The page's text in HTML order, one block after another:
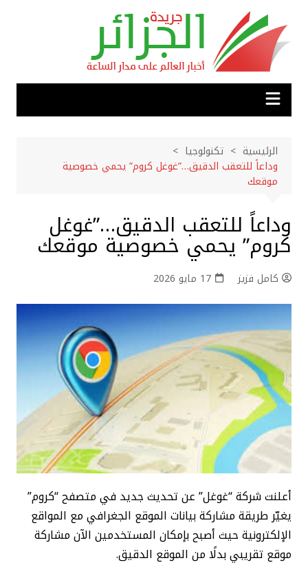
المحتوى
الرئيسية
تكنولوجيا
وداعاً للتعقب الدقيق…”غوغل كروم” يحمي خصوصية
موقعك
وداعاً للتعقب الدقيق…”غوغل
كروم” يحمي خصوصية موقعك
كامل فزيز 17 مايو 2026
أعلنت شركة “غوغل” عن تحديث جديد في متصفح “كروم”
يغيّر طريقة مشاركة بيانات الموقع الجغرافي مع المواقع
الإلكترونية حيث أصبح بإمكان المستخدمين الآن مشاركة
موقع تقريبي بدلًا من الموقع الدقيق.